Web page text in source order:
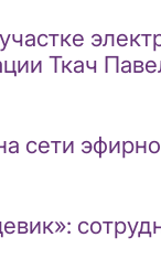
Ткач
сети